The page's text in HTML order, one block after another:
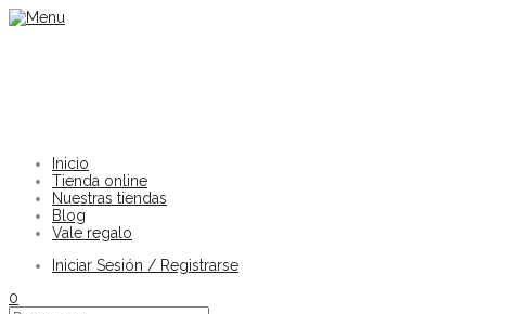
Inicio
Tienda online
Nuestras tiendas
Blog
Vale regalo
Iniciar Sesión / Registrarse
0